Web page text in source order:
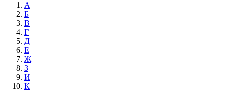
А
Б
В
Г
Д
Е
Ж
З
И
К